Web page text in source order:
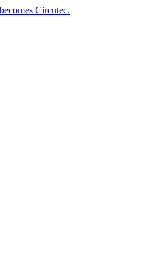
Circutec.